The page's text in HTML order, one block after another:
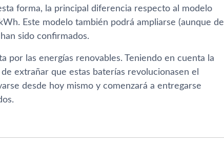
forma, la principal diferencia respecto al modelo
Este modelo también podrá ampliarse (aunque de
sido confirmados.
por las energí­as renovables. Teniendo en cuenta la
extrañar que estas baterí­as revolucionasen el
desde hoy mismo y comenzará a entregarse